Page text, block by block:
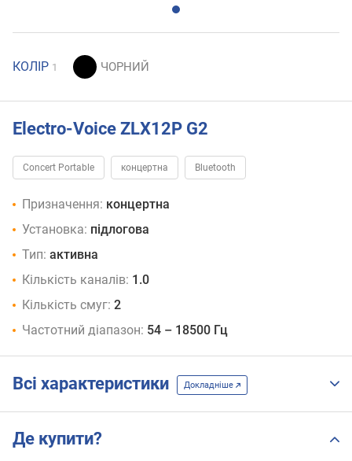
КОЛІР 1
Electro-Voice ZLX12P G2
Concert Portable концертна Bluetooth
Призначення: концертна
Установка: підлогова
Тип: активна
Кількість каналів: 1.0
Кількість смуг: 2
Частотний діапазон: 54 – 18500 Гц
Всі характеристики Докладніше
Де купити?